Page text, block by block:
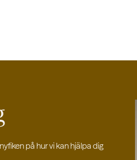
på hur vi kan hjälpa dig